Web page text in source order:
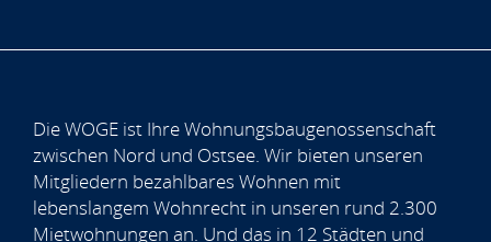
Die WOGE ist Ihre Wohnungsbaugenossenschaft
zwischen Nord und Ostsee. Wir bieten unseren
Mitgliedern bezahlbares Wohnen mit
lebenslangem Wohnrecht in unseren rund 2.300
Mietwohnungen an. Und das in 12 Städten und